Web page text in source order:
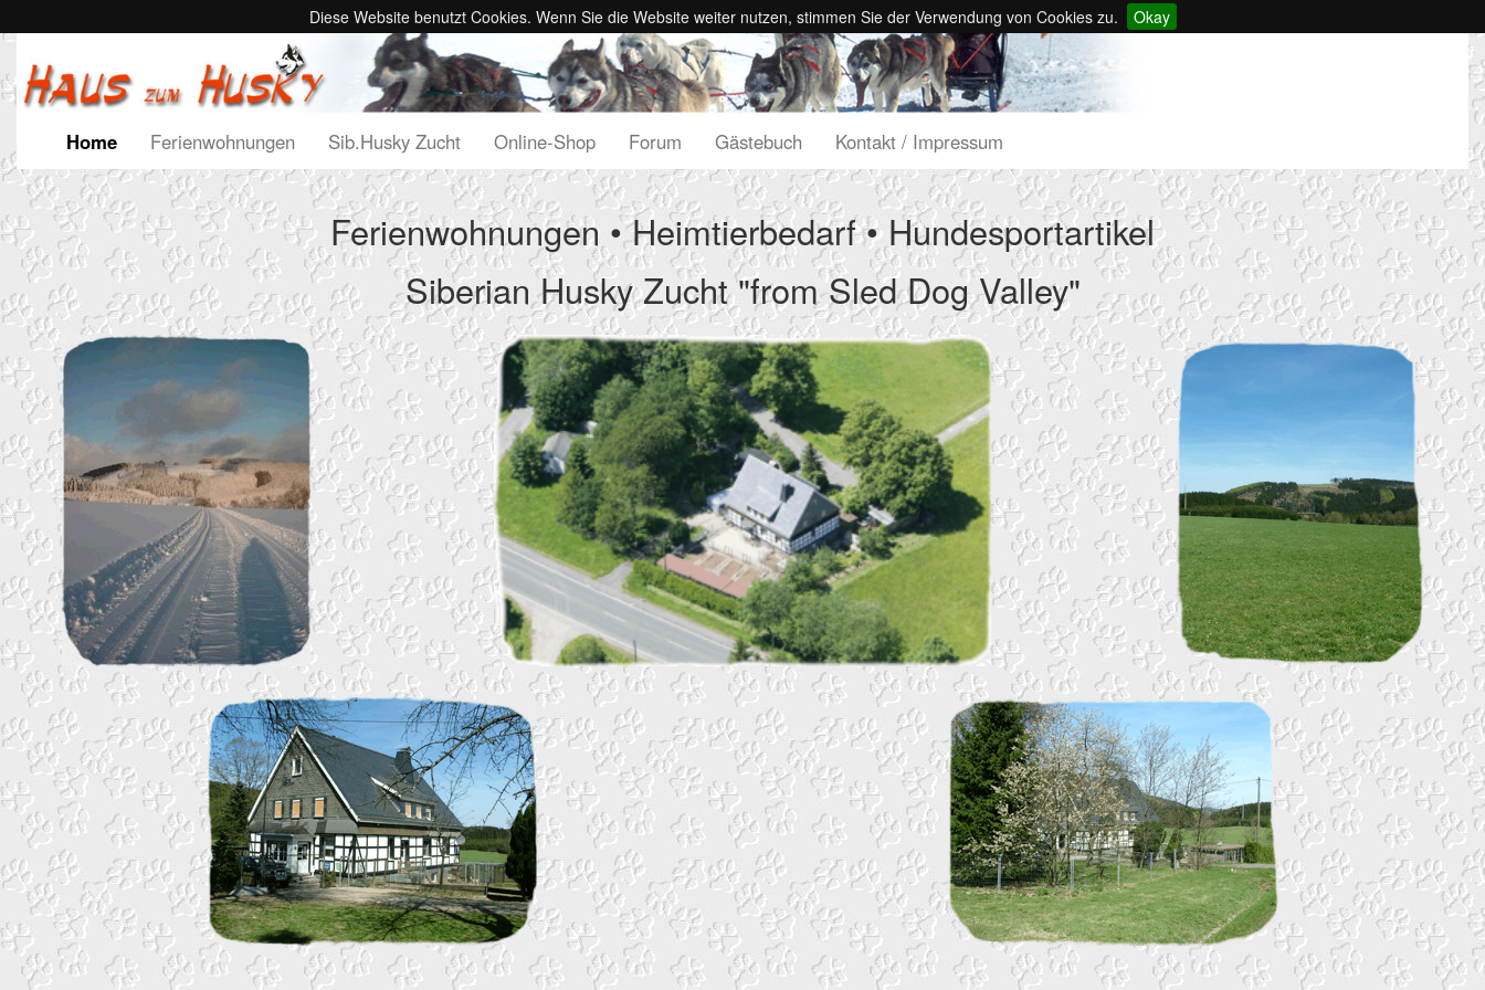
Diese Website benutzt Cookies. Wenn Sie die Website weiter nutzen, stimmen Sie der Verwendung von Cookies zu. Okay
Home Ferienwohnungen Sib.Husky Zucht Online-Shop Forum Gästebuch Kontakt / Impressum
Ferienwohnungen • Heimtierbedarf • Hundesportartikel
Siberian Husky Zucht "from Sled Dog Valley"